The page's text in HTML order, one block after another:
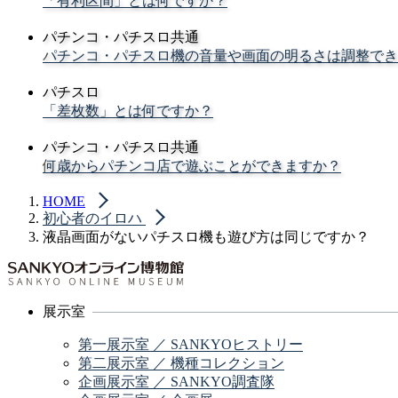
パチンコ・パチスロ共通
パチンコ・パチスロ機の音量や画面の明るさは調整で
パチスロ
「差枚数」とは何ですか？
パチンコ・パチスロ共通
何歳からパチンコ店で遊ぶことができますか？
HOME
初心者のイロハ
液晶画面がないパチスロ機も遊び方は同じですか？
展示室
第一展示室 ／ SANKYOヒストリー
第二展示室 ／ 機種コレクション
企画展示室 ／ SANKYO調査隊